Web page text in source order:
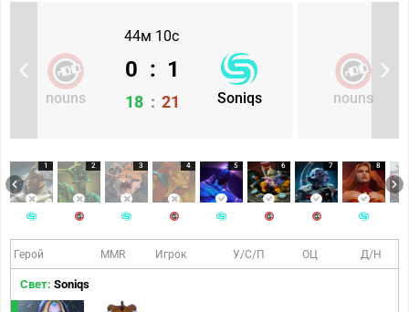
44м 10с
nouns Soniqs
0 : 1
18 : 21 nouns
1 2 3 4 5 6 7 8
Герой MMR Игрок У/С/П ОЦ Д/Н
Свет: Soniqs